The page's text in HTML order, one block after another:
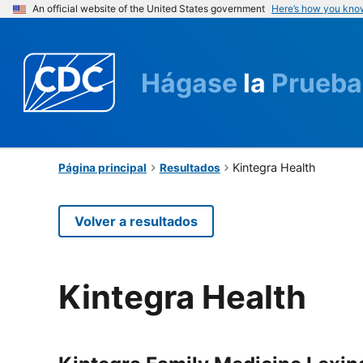
An official website of the United States government Here’s how you
Hágase la Prueba
Página principal Resultados Kintegra Health
Volver a resultados
Kintegra Health